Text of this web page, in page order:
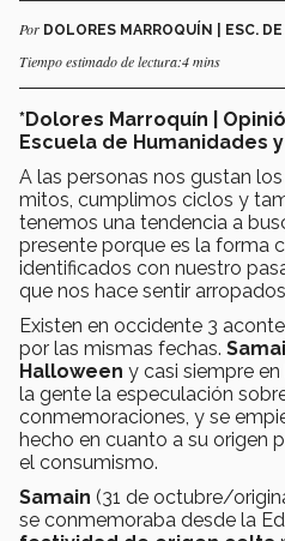
Por DOLORES MARROQUÍN | ESC.
Tiempo estimado de lectura:4 mins
*Dolores Marroquín |
Escuela de Humanidades
A las personas nos gustan
mitos, cumplimos ciclos y
tenemos una tendencia a
presente porque es la forma
identificados con nuestro
que nos hace sentir
Existen en occidente 3
por las mismas fechas.
Halloween y casi siempre
la gente la especulación
conmemoraciones, y se
hecho en cuanto a su origen
el consumismo.
Samain (31 de octubre/
se conmemoraba desde la